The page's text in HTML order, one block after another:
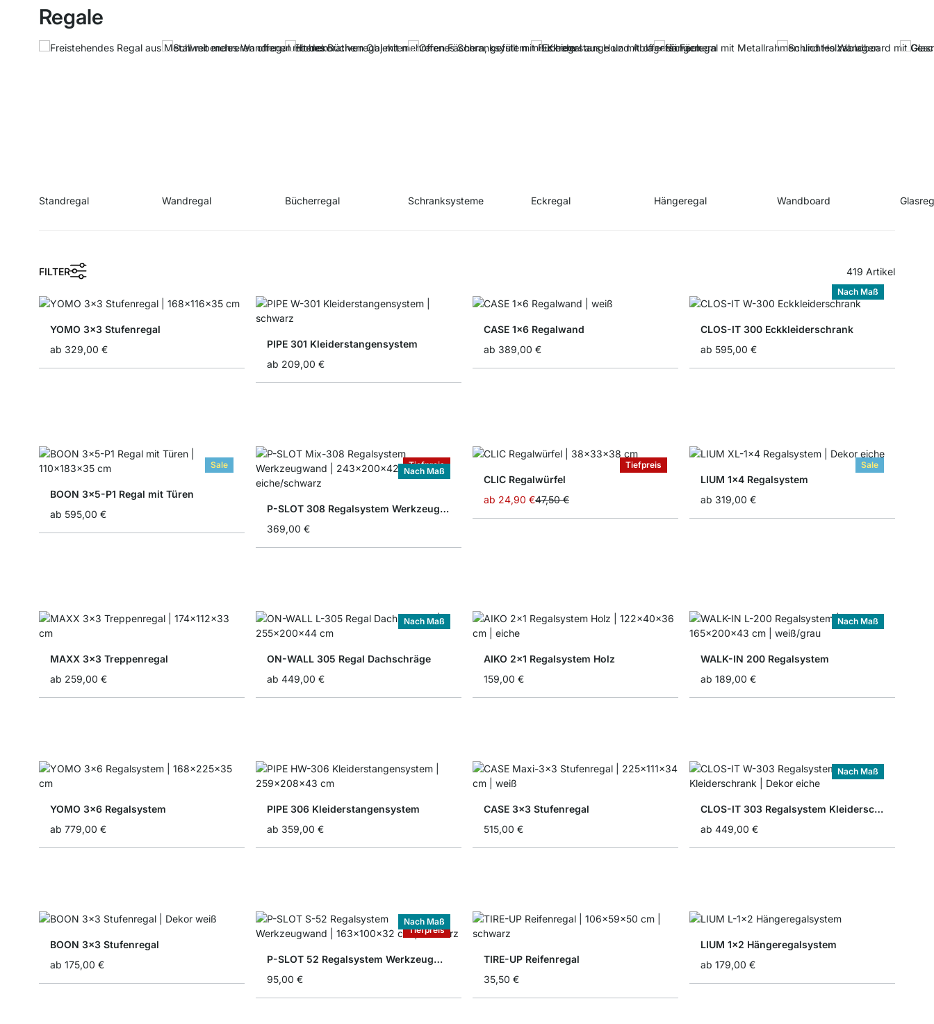
Regale
Standregal Wandregal Bücherregal Schranksysteme Eckregal Hängeregal Wandboard
FILTER 419 Artikel
YOMO 3x3 Stufenregal
ab 329,00 €
PIPE 301 Kleiderstangensystem
ab 209,00 €
CASE 1x6 Regalwand
ab 389,00 €
Nach Maß
CLOS-IT 300 Eckkleiderschrank
ab 595,00 €
Sale
BOON 3x5-P1 Regal mit Türen
ab 595,00 €
Tiefpreis
Nach Maß
P-SLOT 308 Regalsystem Werkzeugwand
369,00 €
Tiefpreis
CLIC Regalwürfel
ab 24,90 €47,50 €
Sale
LIUM 1x4 Regalsystem
ab 319,00 €
MAXX 3x3 Treppenregal
ab 259,00 €
Nach Maß
ON-WALL 305 Regal Dachschräge
ab 449,00 €
AIKO 2x1 Regalsystem Holz
159,00 €
Nach Maß
WALK-IN 200 Regalsystem
ab 189,00 €
YOMO 3x6 Regalsystem
ab 779,00 €
PIPE 306 Kleiderstangensystem
ab 359,00 €
CASE 3x3 Stufenregal
515,00 €
Nach Maß
CLOS-IT 303 Regalsystem Kleiderschrank
ab 449,00 €
BOON 3x3 Stufenregal
ab 175,00 €
Tiefpreis
Nach Maß
P-SLOT 52 Regalsystem Werkzeugwand
95,00 €
TIRE-UP Reifenregal
35,50 €
LIUM 1x2 Hängeregalsystem
ab 179,00 €